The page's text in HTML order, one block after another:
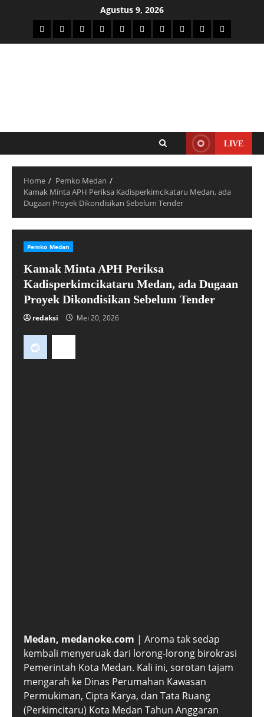
Agustus 9, 2026
LIVE
Home
Pemko Medan
Kamak Minta APH Periksa Kadisperkimcikataru Medan, ada
Dugaan Proyek Dikondisikan Sebelum Tender
Pemko Medan
Kamak Minta APH Periksa
Kadisperkimcikataru Medan, ada Dugaan
Proyek Dikondisikan Sebelum Tender
redaksi Mei 20, 2026
Medan, medanoke.com | Aroma tak sedap
kembali menyeruak dari lorong-lorong birokrasi
Pemerintah Kota Medan. Kali ini, sorotan tajam
mengarah ke Dinas Perumahan Kawasan
Permukiman, Cipta Karya, dan Tata Ruang
(Perkimcitaru) Kota Medan Tahun Anggaran